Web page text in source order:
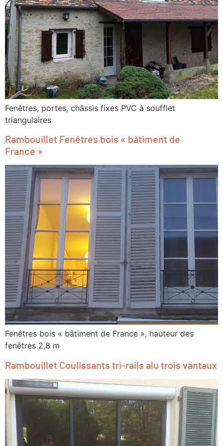
Fenêtres, portes, châssis fixes PVC à soufflet
triangulaires
Rambouillet Fenêtres bois « bâtiment de
France »
Fenêtres bois « bâtiment de France », hauteur des
fenêtres 2,8 m
Rambouillet Coulissants tri-rails alu trois vantaux